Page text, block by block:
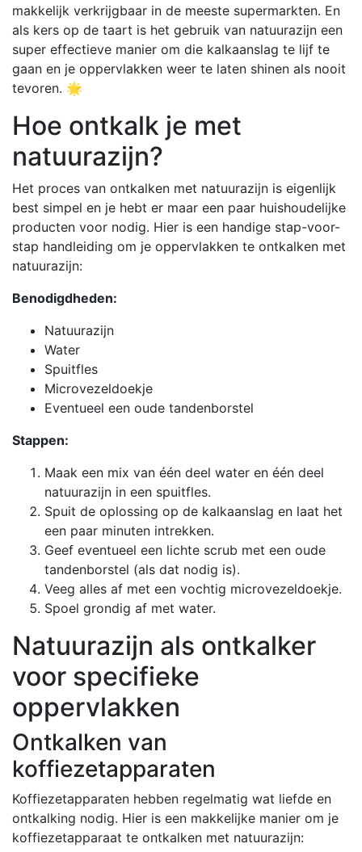
makkelijk verkrijgbaar in de meeste supermarkten. En
als kers op de taart is het gebruik van natuurazijn een
super effectieve manier om die kalkaanslag te lijf te
gaan en je oppervlakken weer te laten shinen als nooit
tevoren. 🌟
Hoe ontkalk je met
natuurazijn?
Het proces van ontkalken met natuurazijn is eigenlijk
best simpel en je hebt er maar een paar huishoudelijke
producten voor nodig. Hier is een handige stap-voor-
stap handleiding om je oppervlakken te ontkalken met
natuurazijn:
Benodigdheden:
Natuurazijn
Water
Spuitfles
Microvezeldoekje
Eventueel een oude tandenborstel
Stappen:
Maak een mix van één deel water en één deel
natuurazijn in een spuitfles.
Spuit de oplossing op de kalkaanslag en laat het
een paar minuten intrekken.
Geef eventueel een lichte scrub met een oude
tandenborstel (als dat nodig is).
Veeg alles af met een vochtig microvezeldoekje.
Spoel grondig af met water.
Natuurazijn als ontkalker
voor specifieke
oppervlakken
Ontkalken van
koffiezetapparaten
Koffiezetapparaten hebben regelmatig wat liefde en
ontkalking nodig. Hier is een makkelijke manier om je
koffiezetapparaat te ontkalken met natuurazijn: